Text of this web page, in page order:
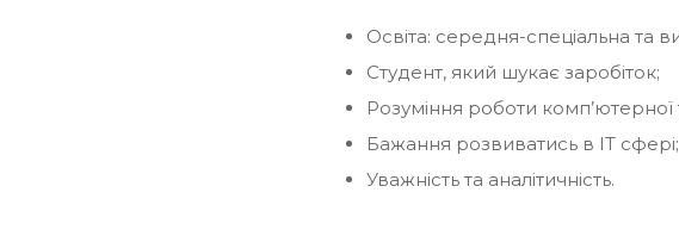
Освіта: середня-спеціальна та
Студент, який шукає заробіток;
Розуміння роботи комп’ютерної
Бажання розвиватись в ІТ сфері;
Уважність та аналітичність.